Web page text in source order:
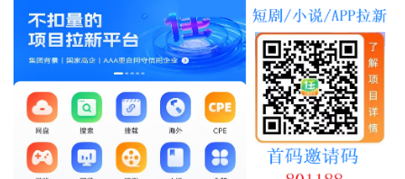
无人直播
电商入门
最新通知
项目介绍